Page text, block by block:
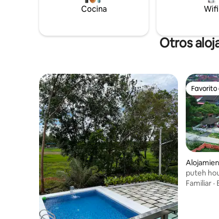
isla de Perhentian - 20 km
acorde
Cocina Wifi
Otros
puteh
Familiar ·